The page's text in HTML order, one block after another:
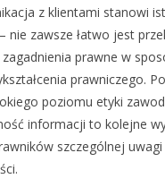
z klientami stanowi
nie zawsze łatwo jest
prawne w
prawniczego.
poziomu etyki
informacji to kolejne
szczególnej uwagi